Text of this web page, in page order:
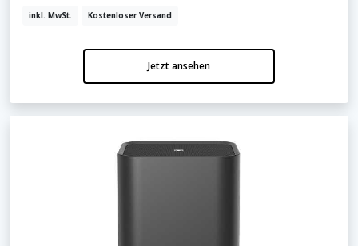
inkl. MwSt. Kostenloser Versand
Jetzt ansehen